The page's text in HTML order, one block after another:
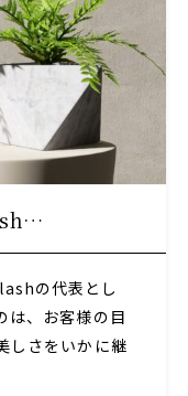
の代表とし
は、お客様の目
しさをいかに継